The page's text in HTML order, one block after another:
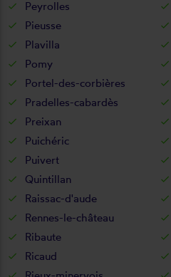
Peyrolles
Pieusse
Plavilla
Pomy
Portel-des-corbières
Pradelles-cabardès
Preixan
Puichéric
Puivert
Quintillan
Raissac-d'aude
Rennes-le-château
Ribaute
Ricaud